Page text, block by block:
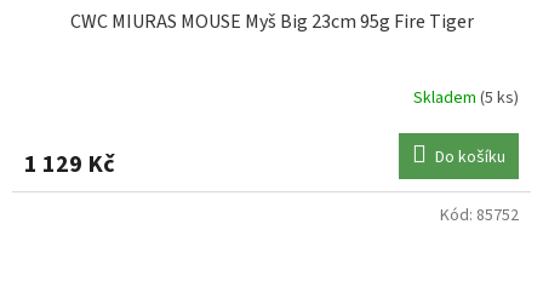
CWC MIURAS MOUSE Myš Big 23cm 95g Fire Tiger
Skladem (5 ks)
1 129 Kč Do košíku
Kód: 85752